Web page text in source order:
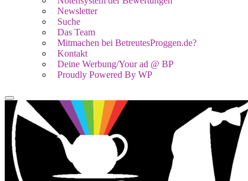
Newsletter
Suche
Das Team
Mitmachen bei BetreutesProggen.de?
Kontakt
Deine Werbung/Your ad @ BP
Proudly Powered By WP